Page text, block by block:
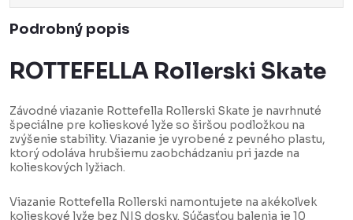
Podrobný popis
ROTTEFELLA Rollerski Skate
Závodné viazanie Rottefella Rollerski Skate je navrhnuté
špeciálne pre kolieskové lyže so širšou podložkou na
zvýšenie stability. Viazanie je vyrobené z pevného plastu,
ktorý odoláva hrubšiemu zaobchádzaniu pri jazde na
kolieskových lyžiach.
Viazanie Rottefella Rollerski namontujete na akékoľvek
kolieskové lyže bez NIS dosky. Súčasťou balenia je 10